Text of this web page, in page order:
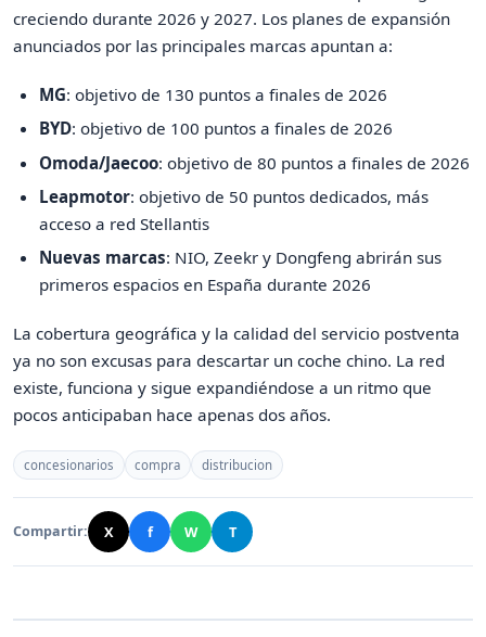
creciendo durante 2026 y 2027. Los planes de expansión
anunciados por las principales marcas apuntan a:
MG: objetivo de 130 puntos a finales de 2026
BYD: objetivo de 100 puntos a finales de 2026
Omoda/Jaecoo: objetivo de 80 puntos a finales de 2026
Leapmotor: objetivo de 50 puntos dedicados, más
acceso a red Stellantis
Nuevas marcas: NIO, Zeekr y Dongfeng abrirán sus
primeros espacios en España durante 2026
La cobertura geográfica y la calidad del servicio postventa
ya no son excusas para descartar un coche chino. La red
existe, funciona y sigue expandiéndose a un ritmo que
pocos anticipaban hace apenas dos años.
concesionarios compra distribucion
Compartir: X f W T